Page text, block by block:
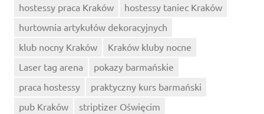
hostessy praca Kraków
hostessy taniec Kraków
hurtownia artykułów dekoracyjnych
klub nocny Kraków
Kraków kluby nocne
Laser tag arena
pokazy barmańskie
praca hostessy
praktyczny kurs barmański
pub Kraków
striptizer Oświęcim